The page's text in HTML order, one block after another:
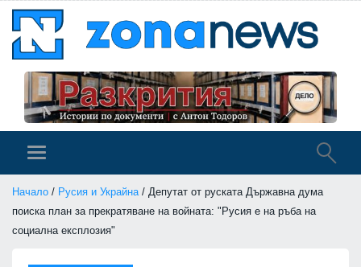
Начало / Русия и Украйна/ Депутат от руската Държавна дума
поиска план за прекратяване на войната: "Русия е на ръба на
социална експлозия"